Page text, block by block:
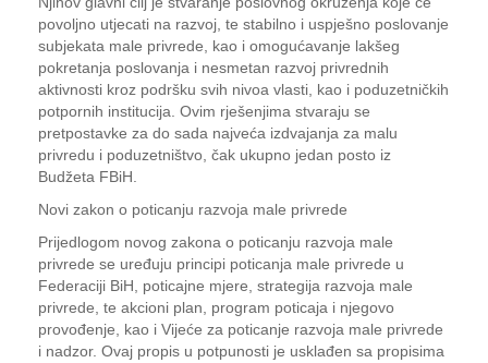
povoljno utjecati na razvoj, te stabilno i uspješno poslovanje
subjekata male privrede, kao i omogućavanje lakšeg
pokretanja poslovanja i nesmetan razvoj privrednih
aktivnosti kroz podršku svih nivoa vlasti, kao i poduzetničkih
potpornih institucija. Ovim rješenjima stvaraju se
pretpostavke za do sada najveća izdvajanja za malu
privredu i poduzetništvo, čak ukupno jedan posto iz
Budžeta FBiH.
Novi zakon o poticanju razvoja male privrede
Prijedlogom novog zakona o poticanju razvoja male
privrede se uređuju principi poticanja male privrede u
Federaciji BiH, poticajne mjere, strategija razvoja male
privrede, te akcioni plan, program poticaja i njegovo
provođenje, kao i Vijeće za poticanje razvoja male privrede
i nadzor. Ovaj propis u potpunosti je usklađen sa propisima